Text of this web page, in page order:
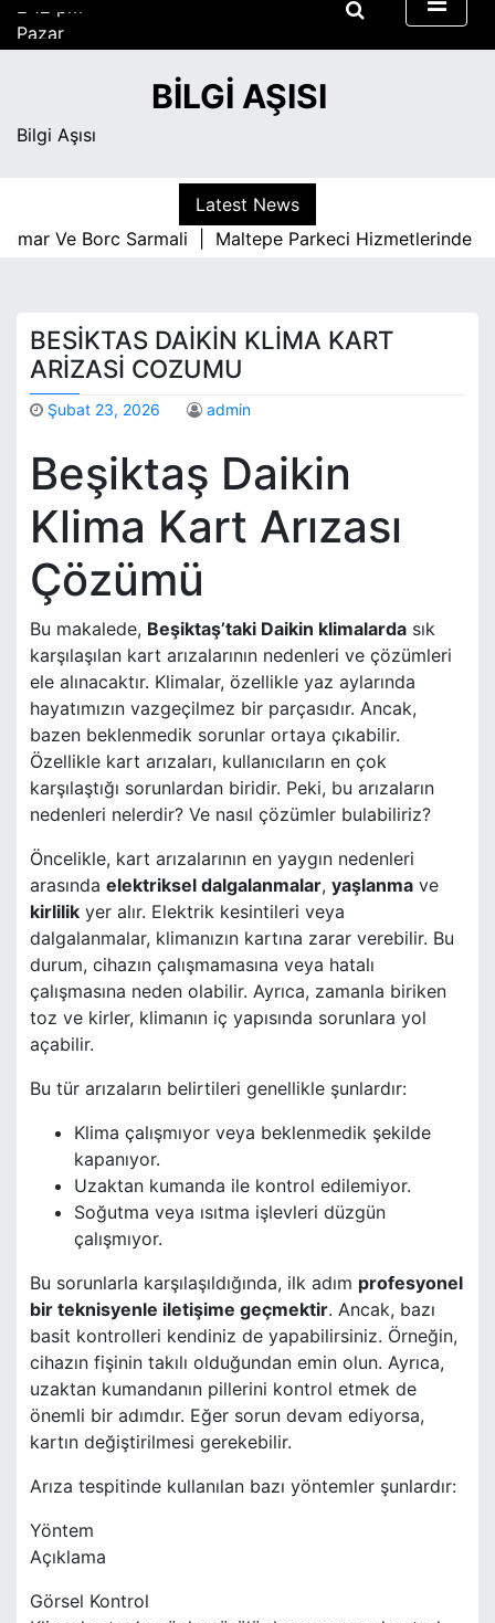
Pazar
Ağustos 9, 2026
BILGI AŞISI
Bilgi Aşısı
Latest News
Ve Borc Sarmali |
Maltepe Parkeci Hizmetlerinde
BESIKTAS DAIKIN KLIMA KART
ARIZASI COZUMU
Şubat 23, 2026 admin
Beşiktaş Daikin
Klima Kart Arızası
Çözümü
Bu makalede, Beşiktaş’taki Daikin klimalarda sık
karşılaşılan kart arızalarının nedenleri ve çözümleri
ele alınacaktır. Klimalar, özellikle yaz aylarında
hayatımızın vazgeçilmez bir parçasıdır. Ancak,
bazen beklenmedik sorunlar ortaya çıkabilir.
Özellikle kart arızaları, kullanıcıların en çok
karşılaştığı sorunlardan biridir. Peki, bu arızaların
nedenleri nelerdir? Ve nasıl çözümler bulabiliriz?
Öncelikle, kart arızalarının en yaygın nedenleri
arasında elektriksel dalgalanmalar, yaşlanma ve
kirlilik yer alır. Elektrik kesintileri veya
dalgalanmalar, klimanızın kartına zarar verebilir. Bu
durum, cihazın çalışmamasına veya hatalı
çalışmasına neden olabilir. Ayrıca, zamanla biriken
toz ve kirler, klimanın iç yapısında sorunlara yol
açabilir.
Bu tür arızaların belirtileri genellikle şunlardır:
Klima çalışmıyor veya beklenmedik şekilde
kapanıyor.
Uzaktan kumanda ile kontrol edilemiyor.
Soğutma veya ısıtma işlevleri düzgün
çalışmıyor.
Bu sorunlarla karşılaşıldığında, ilk adım profesyonel
bir teknisyenle iletişime geçmektir. Ancak, bazı
basit kontrolleri kendiniz de yapabilirsiniz. Örneğin,
cihazın fişinin takılı olduğundan emin olun. Ayrıca,
uzaktan kumandanın pillerini kontrol etmek de
önemli bir adımdır. Eğer sorun devam ediyorsa,
kartın değiştirilmesi gerekebilir.
Arıza tespitinde kullanılan bazı yöntemler şunlardır:
Yöntem
Açıklama
Görsel Kontrol